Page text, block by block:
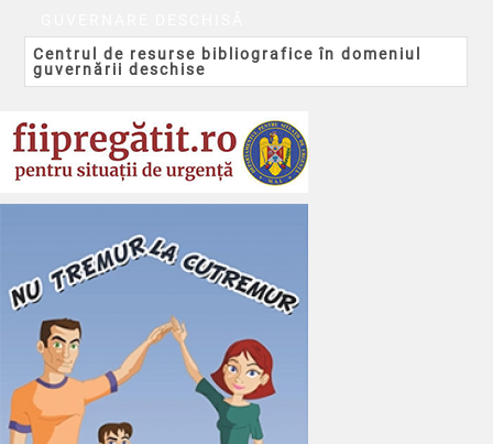
Centrul de resurse bibliografice în domeniul
guvernării deschise